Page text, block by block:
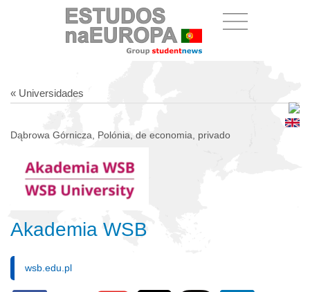
« Universidades
Dąbrowa Górnicza, Polónia, de economia, privado
Akademia WSB
wsb.edu.pl